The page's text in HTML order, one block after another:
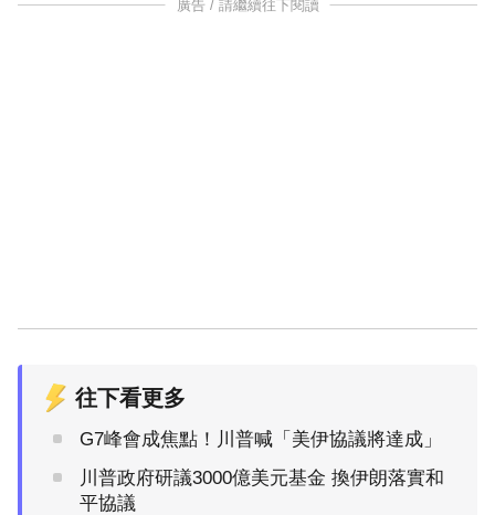
廣告 / 請繼續往下閱讀
往下看更多
G7峰會成焦點！川普喊「美伊協議將達成」
川普政府研議3000億美元基金 換伊朗落實和
平協議